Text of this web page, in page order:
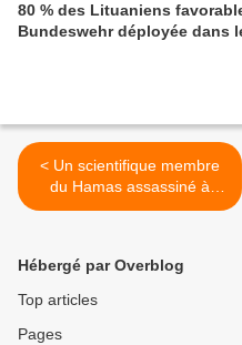
80 % des Lituaniens
Bundeswehr déployée dans
< Un scientifique membre
du Hamas assassiné à
Kuala Lumpur
Hébergé par Overblog
Top articles
Pages